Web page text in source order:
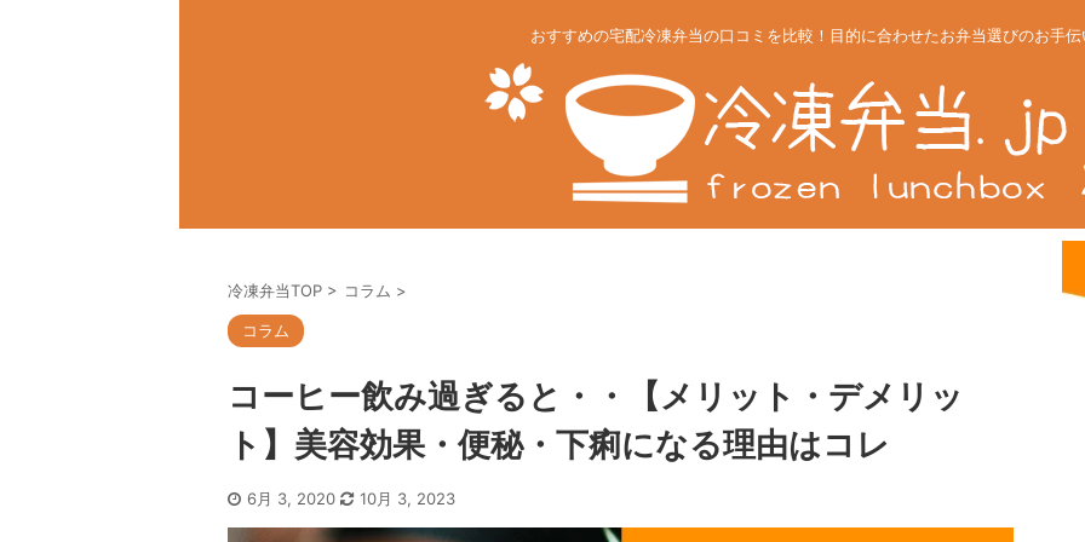
おすすめの宅配冷凍弁当の口コミを比較！目的に合わせたお弁当選びのお手伝
冷凍弁当TOP > コラム >
コラム
コーヒー飲み過ぎると・・【メリット・デメリッ
ト】美容効果・便秘・下痢になる理由はコレ
6月 3, 2020 10月 3, 2023